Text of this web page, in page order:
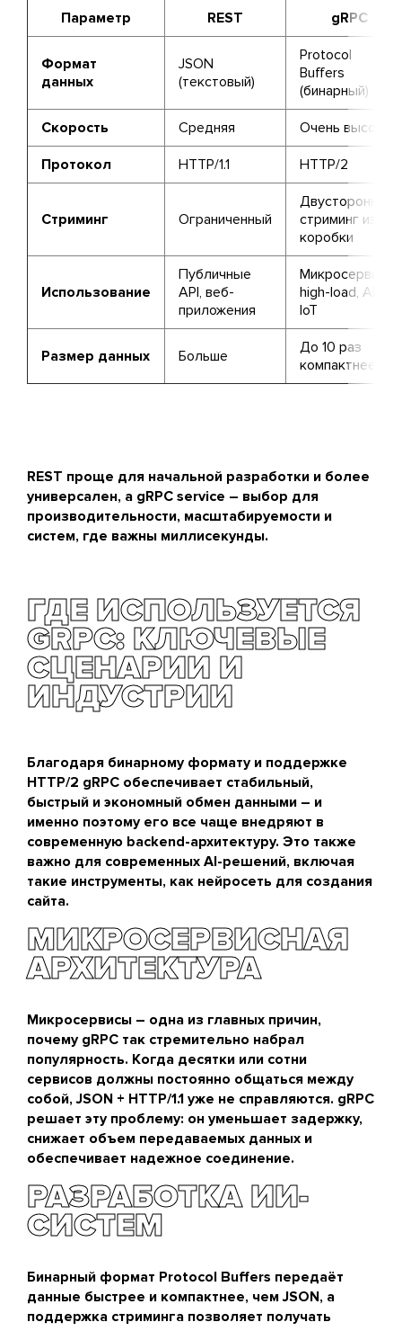
Параметр REST gRPC
Формат
данных
JSON
(текстовый)
Protocol
Buffers
(бинарный)
Скорость Средняя Очень высокая
Протокол HTTP/1.1 HTTP/2
Стриминг Ограниченный
Двусторонний
стриминг из
коробки
Использование
Публичные
API, веб-
приложения
Микросервисы,
high-load, AI,
IoT
Размер данных Больше
До 10 раз
компактнее
REST проще для начальной разработки и более
универсален, а gRPC service – выбор для
производительности, масштабируемости и
систем, где важны миллисекунды.
ГДЕ ИСПОЛЬЗУЕТСЯ
GRPC: КЛЮЧЕВЫЕ
СЦЕНАРИИ И
ИНДУСТРИИ
Благодаря бинарному формату и поддержке
HTTP/2 gRPC обеспечивает стабильный,
быстрый и экономный обмен данными – и
именно поэтому его все чаще внедряют в
современную backend-архитектуру. Это также
важно для современных AI-решений, включая
такие инструменты, как нейросеть для создания
сайта.
МИКРОСЕРВИСНАЯ
АРХИТЕКТУРА
Микросервисы – одна из главных причин,
почему gRPC так стремительно набрал
популярность. Когда десятки или сотни
сервисов должны постоянно общаться между
собой, JSON + HTTP/1.1 уже не справляются. gRPC
решает эту проблему: он уменьшает задержку,
снижает объем передаваемых данных и
обеспечивает надежное соединение.
РАЗРАБОТКА ИИ-
СИСТЕМ
Бинарный формат Protocol Buffers передаёт
данные быстрее и компактнее, чем JSON, а
поддержка стриминга позволяет получать